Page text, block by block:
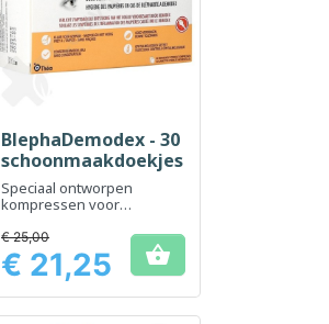
Snel bekijken
BlephaDemodex - 30
schoonmaakdoekjes
Speciaal ontworpen
kompressen voor
Prijs
€ 25,00
€ 21,25 